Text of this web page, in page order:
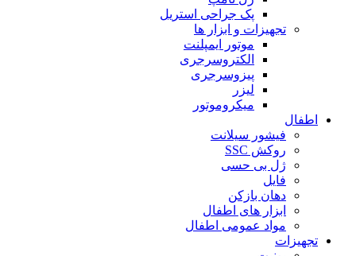
پک جراحی استریل
تجهیزات و ابزار ها
موتور ایمپلنت
الکتروسرجری
پیزوسرجری
لیزر
میکروموتور
اطفال
فیشور سیلانت
روکش SSC
ژل بی حسی
فایل
دهان بازکن
ابزار های اطفال
مواد عمومی اطفال
تجهیزات